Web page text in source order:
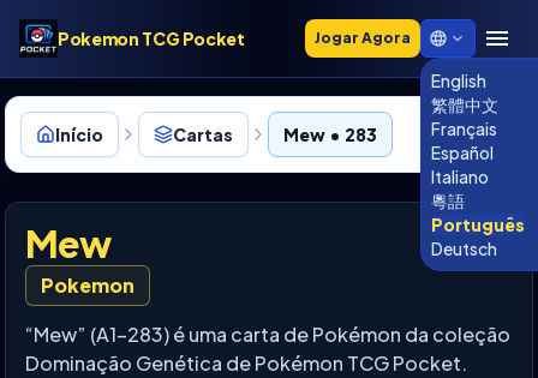
Pokemon TCG Pocket Jogar Agora
English
繁體中文
Français
Español
Italiano
粵語
Português
Deutsch
Início Cartas Mew • 283
Mew
Pokemon
“Mew” (A1-283) é uma carta de Pokémon da coleção
Dominação Genética de Pokémon TCG Pocket.